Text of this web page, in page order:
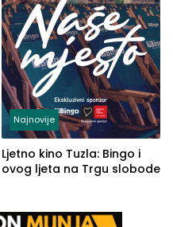
Najnovije
Ljetno kino Tuzla: Bingo i
ovog ljeta na Trgu slobode